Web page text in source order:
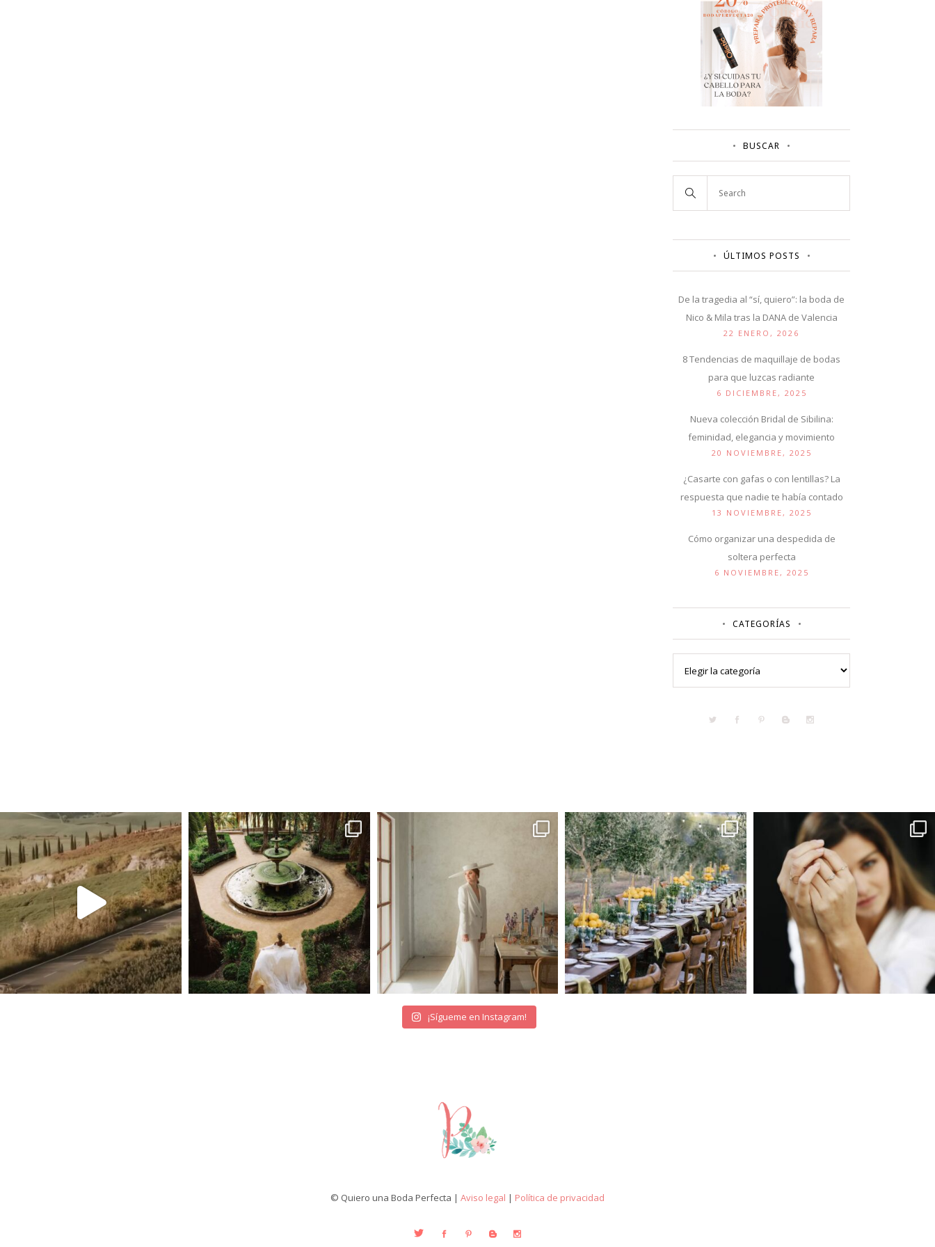
BUSCAR
ÚLTIMOS POSTS
De la tragedia al “sí, quiero”: la boda de
Nico & Mila tras la DANA de Valencia
22 ENERO, 2026
8 Tendencias de maquillaje de bodas
para que luzcas radiante
6 DICIEMBRE, 2025
Nueva colección Bridal de Sibilina:
feminidad, elegancia y movimiento
20 NOVIEMBRE, 2025
¿Casarte con gafas o con lentillas? La
respuesta que nadie te había contado
13 NOVIEMBRE, 2025
Cómo organizar una despedida de
soltera perfecta
6 NOVIEMBRE, 2025
CATEGORÍAS
¡Sígueme en Instagram!
© Quiero una Boda Perfecta | Aviso legal | Política de privacidad